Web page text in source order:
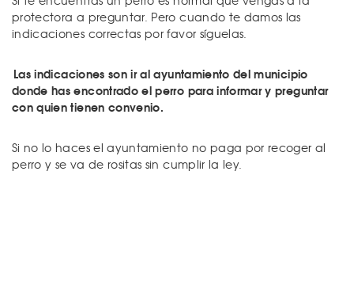
protectora a preguntar. Pero cuando te damos las
indicaciones correctas por favor síguelas.
Las indicaciones son ir al ayuntamiento del municipio
donde has encontrado el perro para informar y preguntar
con quien tienen convenio.
Si no lo haces el ayuntamiento no paga por recoger al
perro y se va de rositas sin cumplir la ley.